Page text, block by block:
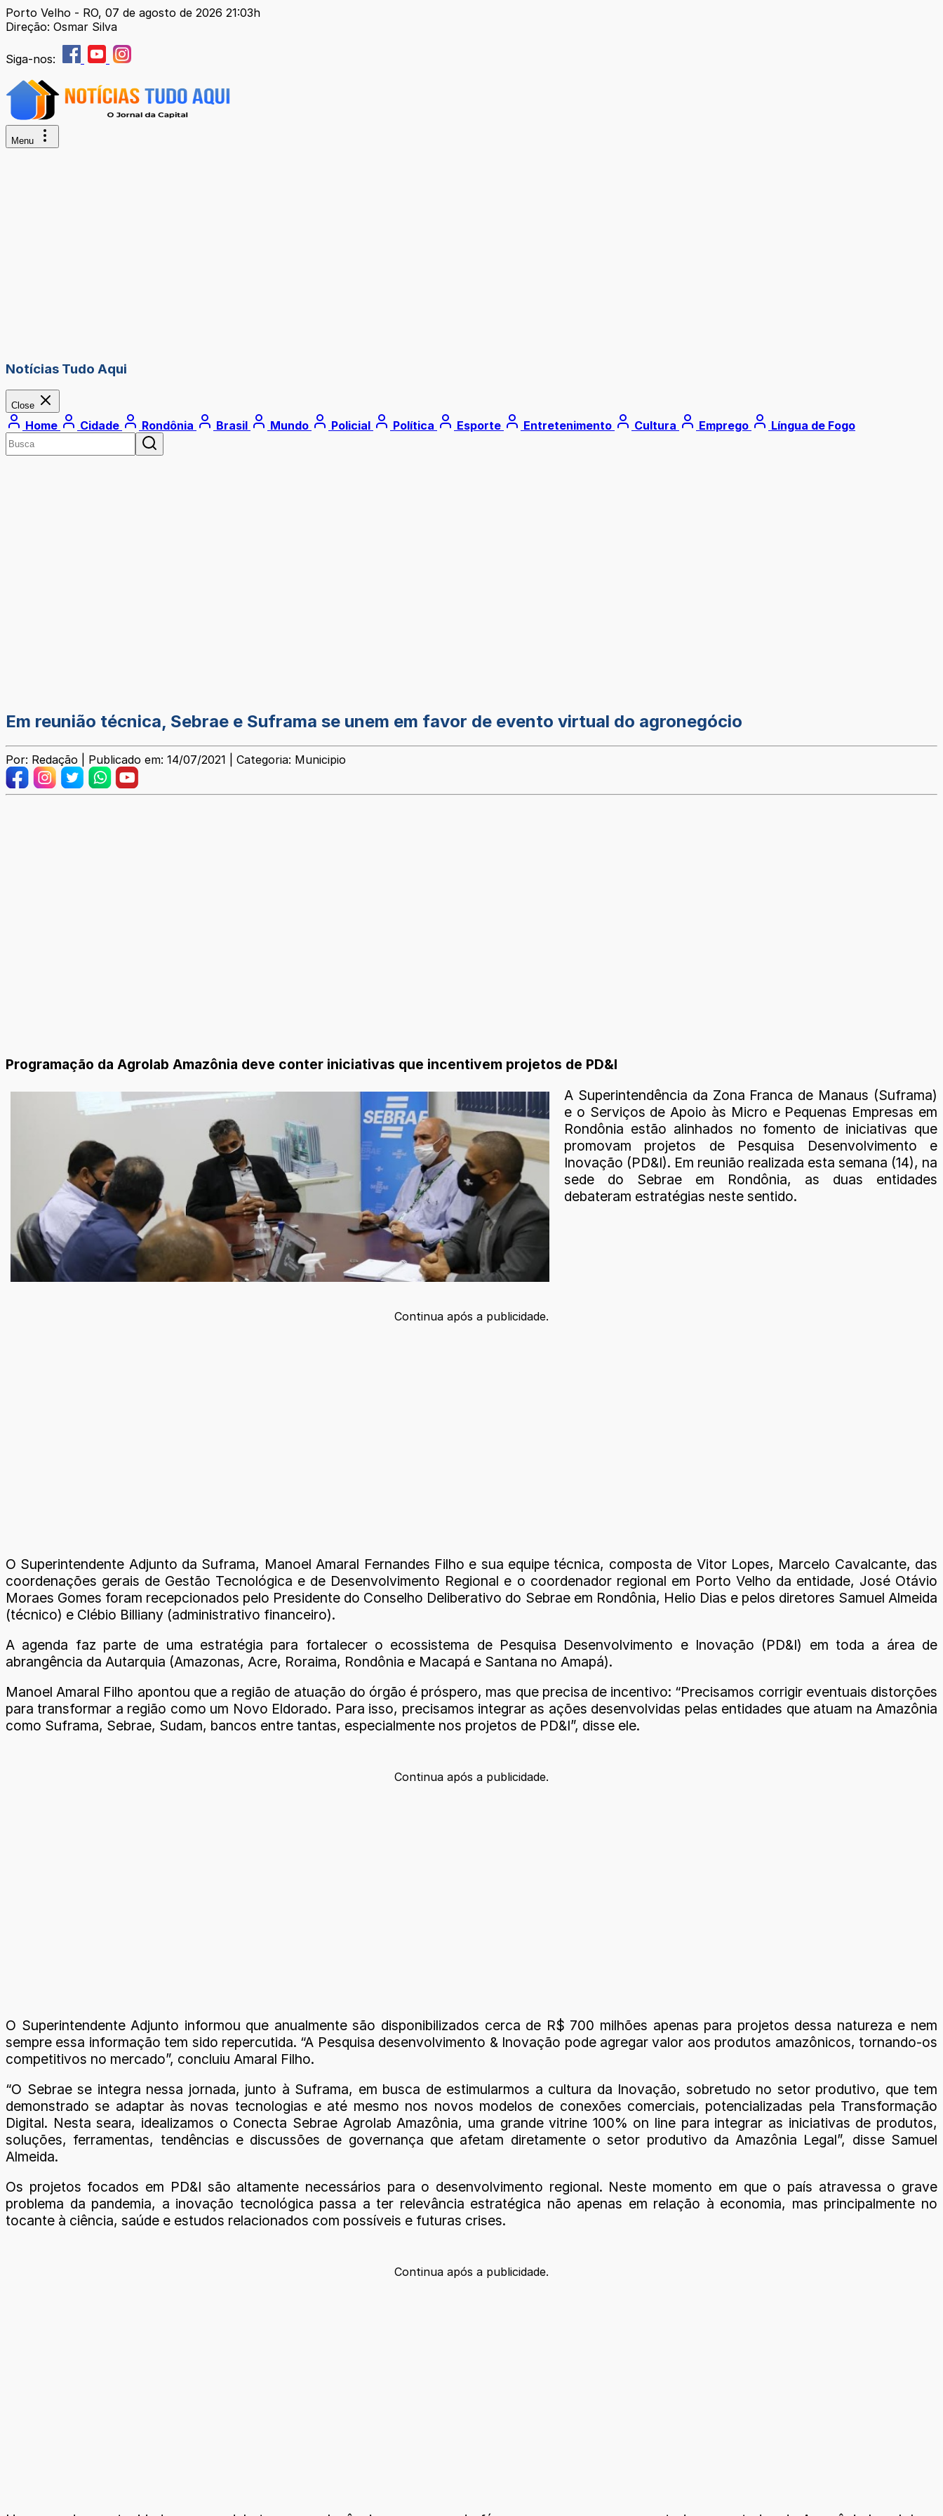
Porto Velho - RO, 07 de agosto de 2026 21:03h
Direção: Osmar Silva
Siga-nos:
Menu
Notícias Tudo Aqui
Close
Home Cidade Rondônia Brasil Mundo Policial Política Esporte Entretenimento Cultura Emprego Língua de Fogo
Em reunião técnica, Sebrae e Suframa se unem em favor de evento virtual do agronegócio
Por: Redação | Publicado em: 14/07/2021 | Categoria: Municipio
Programação da Agrolab Amazônia deve conter iniciativas que incentivem projetos de PD&I
A Superintendência da Zona Franca de Manaus (Suframa)
e o Serviços de Apoio às Micro e Pequenas Empresas em
Rondônia estão alinhados no fomento de iniciativas que
promovam projetos de Pesquisa Desenvolvimento e
Inovação (PD&I). Em reunião realizada esta semana (14), na
sede do Sebrae em Rondônia, as duas entidades
debateram estratégias neste sentido.
Continua após a publicidade.
O Superintendente Adjunto da Suframa, Manoel Amaral Fernandes Filho e sua equipe técnica, composta de Vitor Lopes, Marcelo Cavalcante, das
coordenações gerais de Gestão Tecnológica e de Desenvolvimento Regional e o coordenador regional em Porto Velho da entidade, José Otávio
Moraes Gomes foram recepcionados pelo Presidente do Conselho Deliberativo do Sebrae em Rondônia, Helio Dias e pelos diretores Samuel Almeida
(técnico) e Clébio Billiany (administrativo financeiro).
A agenda faz parte de uma estratégia para fortalecer o ecossistema de Pesquisa Desenvolvimento e Inovação (PD&I) em toda a área de
abrangência da Autarquia (Amazonas, Acre, Roraima, Rondônia e Macapá e Santana no Amapá).
Manoel Amaral Filho apontou que a região de atuação do órgão é próspero, mas que precisa de incentivo: “Precisamos corrigir eventuais distorções
para transformar a região como um Novo Eldorado. Para isso, precisamos integrar as ações desenvolvidas pelas entidades que atuam na Amazônia
como Suframa, Sebrae, Sudam, bancos entre tantas, especialmente nos projetos de PD&I”, disse ele.
Continua após a publicidade.
O Superintendente Adjunto informou que anualmente são disponibilizados cerca de R$ 700 milhões apenas para projetos dessa natureza e nem
sempre essa informação tem sido repercutida. “A Pesquisa desenvolvimento & Inovação pode agregar valor aos produtos amazônicos, tornando-os
competitivos no mercado”, concluiu Amaral Filho.
“O Sebrae se integra nessa jornada, junto à Suframa, em busca de estimularmos a cultura da Inovação, sobretudo no setor produtivo, que tem
demonstrado se adaptar às novas tecnologias e até mesmo nos novos modelos de conexões comerciais, potencializadas pela Transformação
Digital. Nesta seara, idealizamos o Conecta Sebrae Agrolab Amazônia, uma grande vitrine 100% on line para integrar as iniciativas de produtos,
soluções, ferramentas, tendências e discussões de governança que afetam diretamente o setor produtivo da Amazônia Legal”, disse Samuel
Almeida.
Os projetos focados em PD&I são altamente necessários para o desenvolvimento regional. Neste momento em que o país atravessa o grave
problema da pandemia, a inovação tecnológica passa a ter relevância estratégica não apenas em relação à economia, mas principalmente no
tocante à ciência, saúde e estudos relacionados com possíveis e futuras crises.
Continua após a publicidade.